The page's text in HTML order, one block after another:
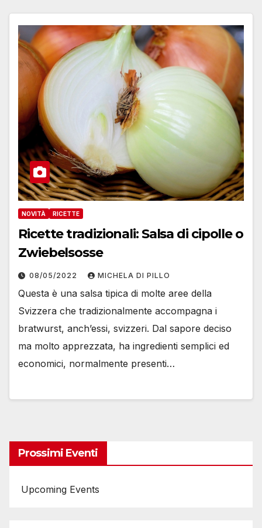
NOVITÀ RICETTE
Ricette tradizionali: Salsa di cipolle o
Zwiebelsosse
08/05/2022 MICHELA DI PILLO
Questa è una salsa tipica di molte aree della
Svizzera che tradizionalmente accompagna i
bratwurst, anch’essi, svizzeri. Dal sapore deciso
ma molto apprezzata, ha ingredienti semplici ed
economici, normalmente presenti…
Prossimi Eventi
Upcoming Events